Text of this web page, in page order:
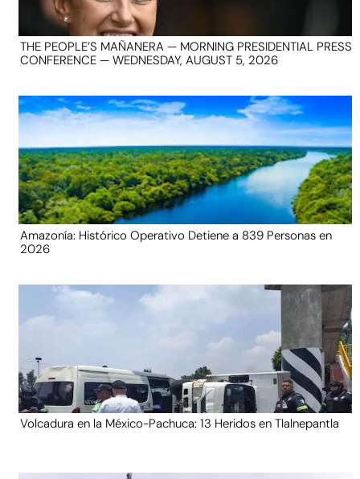
THE PEOPLE’S MAÑANERA — MORNING PRESIDENTIAL PRESS
CONFERENCE — WEDNESDAY, AUGUST 5, 2026
Amazonía: Histórico Operativo Detiene a 839 Personas en
2026
Volcadura en la México-Pachuca: 13 Heridos en Tlalnepantla